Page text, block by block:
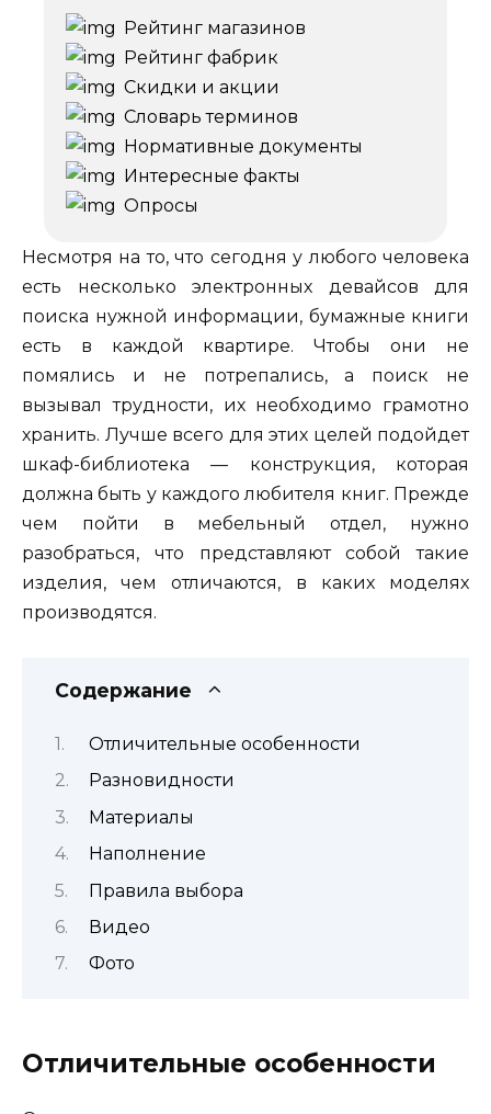
Рейтинг магазинов
Рейтинг фабрик
Скидки и акции
Словарь терминов
Нормативные документы
Интересные факты
Опросы
Несмотря на то, что сегодня у любого человека
есть несколько электронных девайсов для
поиска нужной информации, бумажные книги
есть в каждой квартире. Чтобы они не
помялись и не потрепались, а поиск не
вызывал трудности, их необходимо грамотно
хранить. Лучше всего для этих целей подойдет
шкаф-библиотека — конструкция, которая
должна быть у каждого любителя книг. Прежде
чем пойти в мебельный отдел, нужно
разобраться, что представляют собой такие
изделия, чем отличаются, в каких моделях
производятся.
Содержание
Отличительные особенности
Разновидности
Материалы
Наполнение
Правила выбора
Видео
Фото
Отличительные особенности